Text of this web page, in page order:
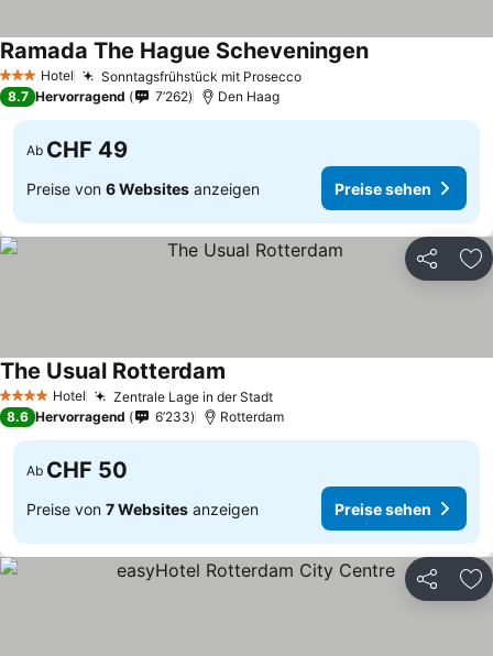
3 SterneHotel Sonntagsfrühstück mit ProseccoPreise sehen
Ramada The Hague ScheveningenPreise sehen
8.7 Hervorragend 7’262 Den Haag
Ab CHF 49
Preise von 6 Websites anzeigen Preise sehen
Teilen
4 Sterne Hotel Zentrale Lage in der StadtPreise sehen
The Usual Rotterdam
8.6 Hervorragend 6’233 Rotterdam
Ab CHF 50
Preise von 7 Websites anzeigen Preise sehen
Teilen